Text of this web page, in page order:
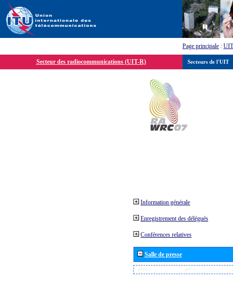
Page principale :
Secteur des radiocommunications (UIT-R)
Information générale
Enregistrement des délégués
Conférences relatives
Salle de presse
Secteurs de l'UIT